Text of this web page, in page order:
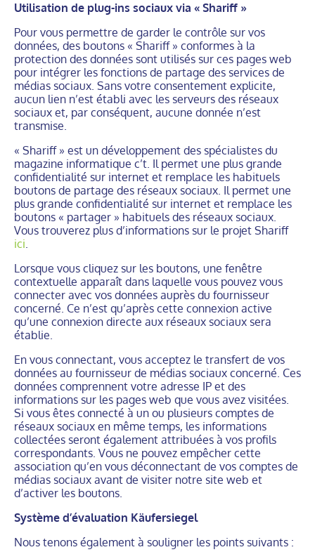
Utilisation de plug-ins sociaux via « Shariff »
Pour vous permettre de garder le contrôle sur vos
données, des boutons « Shariff » conformes à la
protection des données sont utilisés sur ces pages web
pour intégrer les fonctions de partage des services de
médias sociaux. Sans votre consentement explicite,
aucun lien n’est établi avec les serveurs des réseaux
sociaux et, par conséquent, aucune donnée n’est
transmise.
« Shariff » est un développement des spécialistes du
magazine informatique c’t. Il permet une plus grande
confidentialité sur internet et remplace les habituels
boutons de partage des réseaux sociaux. Il permet une
plus grande confidentialité sur internet et remplace les
boutons « partager » habituels des réseaux sociaux.
Vous trouverez plus d’informations sur le projet Shariff
ici.
Lorsque vous cliquez sur les boutons, une fenêtre
contextuelle apparaît dans laquelle vous pouvez vous
connecter avec vos données auprès du fournisseur
concerné. Ce n’est qu’après cette connexion active
qu’une connexion directe aux réseaux sociaux sera
établie.
En vous connectant, vous acceptez le transfert de vos
données au fournisseur de médias sociaux concerné. Ces
données comprennent votre adresse IP et des
informations sur les pages web que vous avez visitées.
Si vous êtes connecté à un ou plusieurs comptes de
réseaux sociaux en même temps, les informations
collectées seront également attribuées à vos profils
correspondants. Vous ne pouvez empêcher cette
association qu’en vous déconnectant de vos comptes de
médias sociaux avant de visiter notre site web et
d’activer les boutons.
Système d’évaluation Käufersiegel
Nous tenons également à souligner les points suivants :